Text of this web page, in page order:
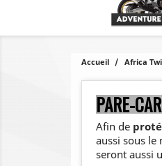
Accueil Africa
PARE-
Afin de
aussi sous le
seront aussi